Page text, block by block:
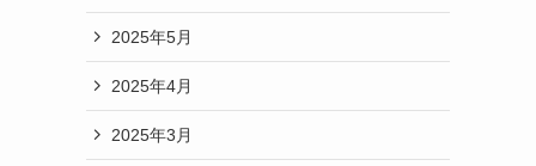
2025年5月
2025年4月
2025年3月